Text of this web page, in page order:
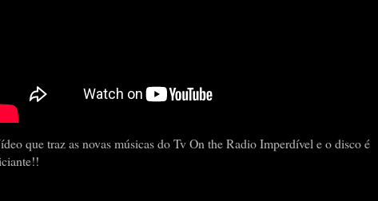
que traz as novas músicas do Tv On the Radio Imperdível e o disco é